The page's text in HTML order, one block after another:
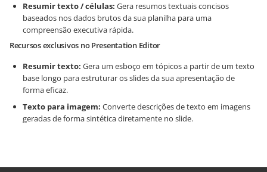
Resumir texto / células: Gera resumos textuais concisos
baseados nos dados brutos da sua planilha para uma
compreensão executiva rápida.
Recursos exclusivos no Presentation Editor
Resumir texto: Gera um esboço em tópicos a partir de um texto
base longo para estruturar os slides da sua apresentação de
forma eficaz.
Texto para imagem: Converte descrições de texto em imagens
geradas de forma sintética diretamente no slide.